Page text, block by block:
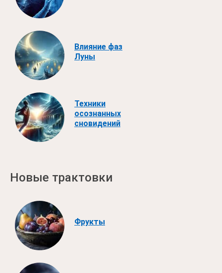
Влияние фаз
Луны
Техники
осознанных
сновидений
Новые трактовки
Фрукты